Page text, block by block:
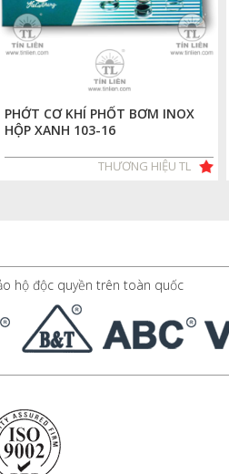
PHỚT CƠ KHÍ PHỐT BƠM INOX
HỘP XANH 103-16
THƯƠNG HIỆU TL
hộ độc quyền trên toàn quốc